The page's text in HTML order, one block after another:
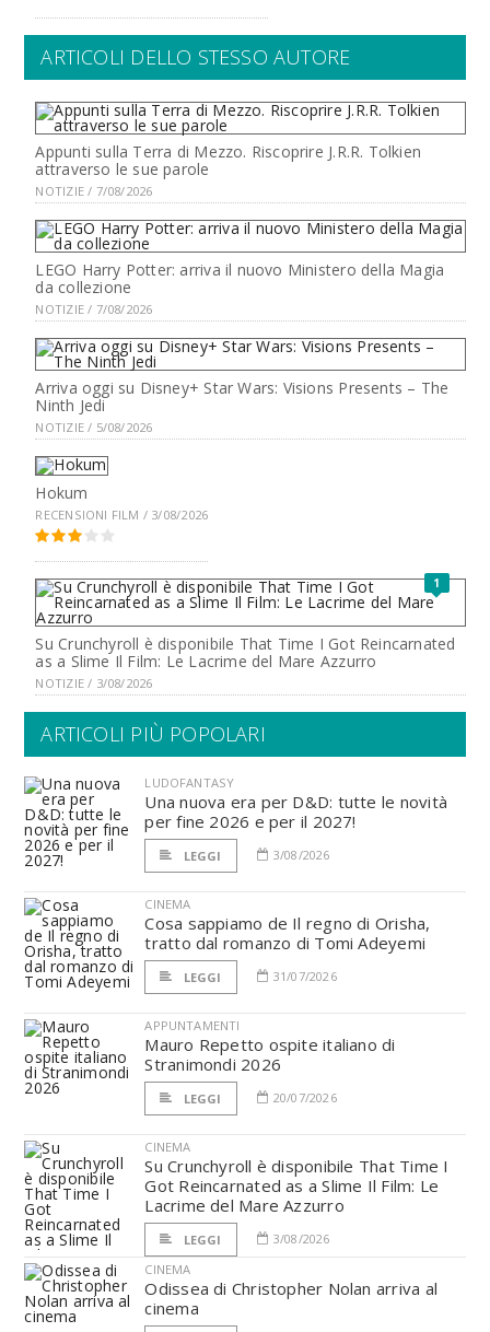
ARTICOLI DELLO STESSO AUTORE
Appunti sulla Terra di Mezzo. Riscoprire J.R.R. Tolkien
attraverso le sue parole
NOTIZIE / 7/08/2026
LEGO Harry Potter: arriva il nuovo Ministero della Magia
da collezione
NOTIZIE / 7/08/2026
Arriva oggi su Disney+ Star Wars: Visions Presents – The
Ninth Jedi
NOTIZIE / 5/08/2026
Hokum
RECENSIONI FILM / 3/08/2026
1
Su Crunchyroll è disponibile That Time I Got Reincarnated
as a Slime Il Film: Le Lacrime del Mare Azzurro
NOTIZIE / 3/08/2026
ARTICOLI PIÙ POPOLARI
LUDOFANTASY
Una nuova era per D&D: tutte le novità
per fine 2026 e per il 2027!
LEGGI 3/08/2026
CINEMA
Cosa sappiamo de Il regno di Orisha,
tratto dal romanzo di Tomi Adeyemi
LEGGI 31/07/2026
APPUNTAMENTI
Mauro Repetto ospite italiano di
Stranimondi 2026
LEGGI 20/07/2026
CINEMA
Su Crunchyroll è disponibile That Time I
Got Reincarnated as a Slime Il Film: Le
Lacrime del Mare Azzurro
LEGGI
3/08/2026
CINEMA
Odissea di Christopher Nolan arriva al
cinema